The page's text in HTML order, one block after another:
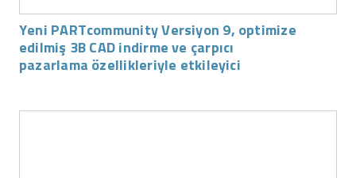
Yeni PARTcommunity Versiyon 9, optimize
edilmiş 3B CAD indirme ve çarpıcı
pazarlama özellikleriyle etkileyici